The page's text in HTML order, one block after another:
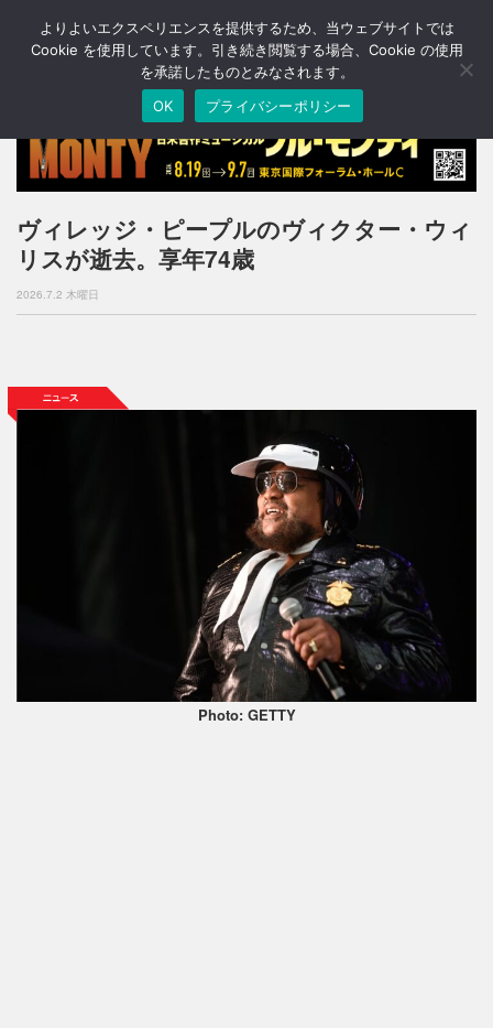
T
o
n
a
v
g
o
ヴィレッジ・ピープルのヴィクター・ウィ
リスが逝去。享年74歳
2026.7.2 木曜日
Photo: GETTY
よりよいエクスペリエンスを提供するため、当ウェブサイトでは
Cookie を使用しています。引き続き閲覧する場合、Cookie の使用
を承諾したものとみなされます。
OK
プライバシーポリシー